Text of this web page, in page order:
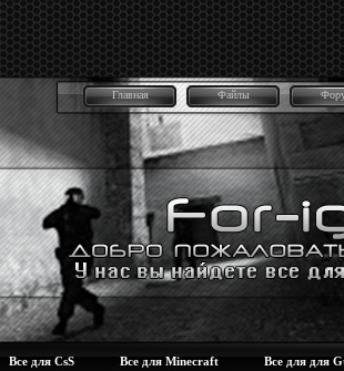
Главная Файлы
Все для CsS Все для Minecraft Все для для